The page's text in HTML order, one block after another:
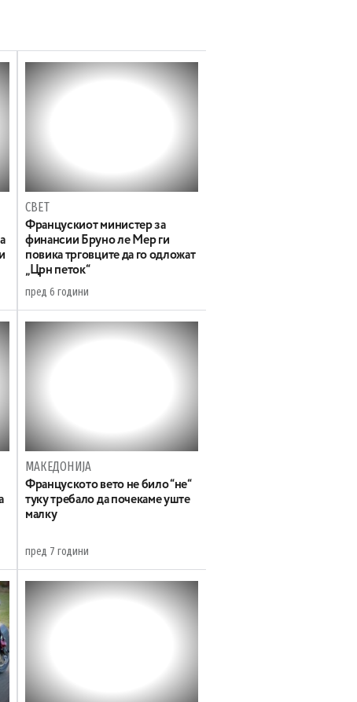
СВЕТ
Францускиот министер за
финансии Бруно ле Мер ги
повика трговците да го одложат
„Црн петок“
пред 6 години
МАКЕДОНИЈА
Француското вето не било “не“
туку требало да почекаме уште
малку
пред 7 години